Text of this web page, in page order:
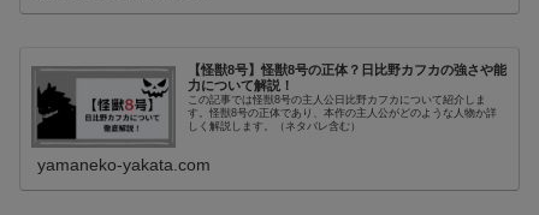
【怪獣8号】怪獣8号の正体？日比野カフカの強さや能
力について解説！
この記事では怪獣8号の主人公日比野カフカについて紹介しま
す。怪獣8号の正体であり、本作の主人公がどのような人物か詳
しく解説します。（ネタバレ含む）
yamaneko-yakata.com